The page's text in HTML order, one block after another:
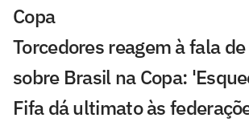
Copa
Torcedores reagem à fala
sobre Brasil na Copa:
Fifa dá ultimato às